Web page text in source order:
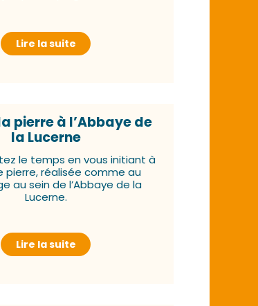
Lire la suite
pierre à l’Abbaye de
la Lucerne
le temps en vous initiant à
pierre, réalisée comme au
au sein de l’Abbaye de la
Lucerne.
Lire la suite